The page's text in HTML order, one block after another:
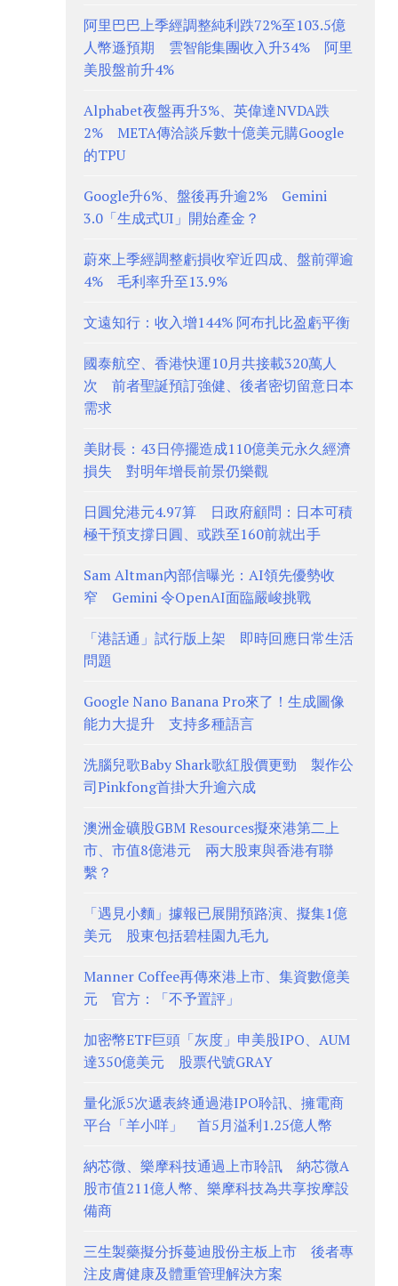
阿里巴巴上季經調整純利跌72%至103.5億
人幣遜預期 雲智能集團收入升34% 阿里
美股盤前升4%
Alphabet夜盤再升3%、英偉達NVDA跌
2% META傳洽談斥數十億美元購Google
的TPU
Google升6%、盤後再升逾2% Gemini
3.0「生成式UI」開始產金？
蔚來上季經調整虧損收窄近四成、盤前彈逾
4% 毛利率升至13.9%
文遠知行：收入增144% 阿布扎比盈虧平衡
國泰航空、香港快運10月共接載320萬人
次 前者聖誕預訂強健、後者密切留意日本
需求
美財長：43日停擺造成110億美元永久經濟
損失 對明年增長前景仍樂觀
日圓兌港元4.97算 日政府顧問：日本可積
極干預支撐日圓、或跌至160前就出手
Sam Altman內部信曝光：AI領先優勢收
窄 Gemini 令OpenAI面臨嚴峻挑戰
「港話通」試行版上架 即時回應日常生活
問題
Google Nano Banana Pro來了！生成圖像
能力大提升 支持多種語言
洗腦兒歌Baby Shark歌紅股價更勁 製作公
司Pinkfong首掛大升逾六成
澳洲金礦股GBM Resources擬來港第二上
市、市值8億港元 兩大股東與香港有聯
繫？
「遇見小麵」據報已展開預路演、擬集1億
美元 股東包括碧桂園九毛九
Manner Coffee再傳來港上市、集資數億美
元 官方：「不予置評」
加密幣ETF巨頭「灰度」申美股IPO、AUM
達350億美元 股票代號GRAY
量化派5次遞表終通過港IPO聆訊、擁電商
平台「羊小咩」 首5月溢利1.25億人幣
納芯微、樂摩科技通過上市聆訊 納芯微A
股市值211億人幣、樂摩科技為共享按摩設
備商
三生製藥擬分拆蔓迪股份主板上市 後者專
注皮膚健康及體重管理解決方案